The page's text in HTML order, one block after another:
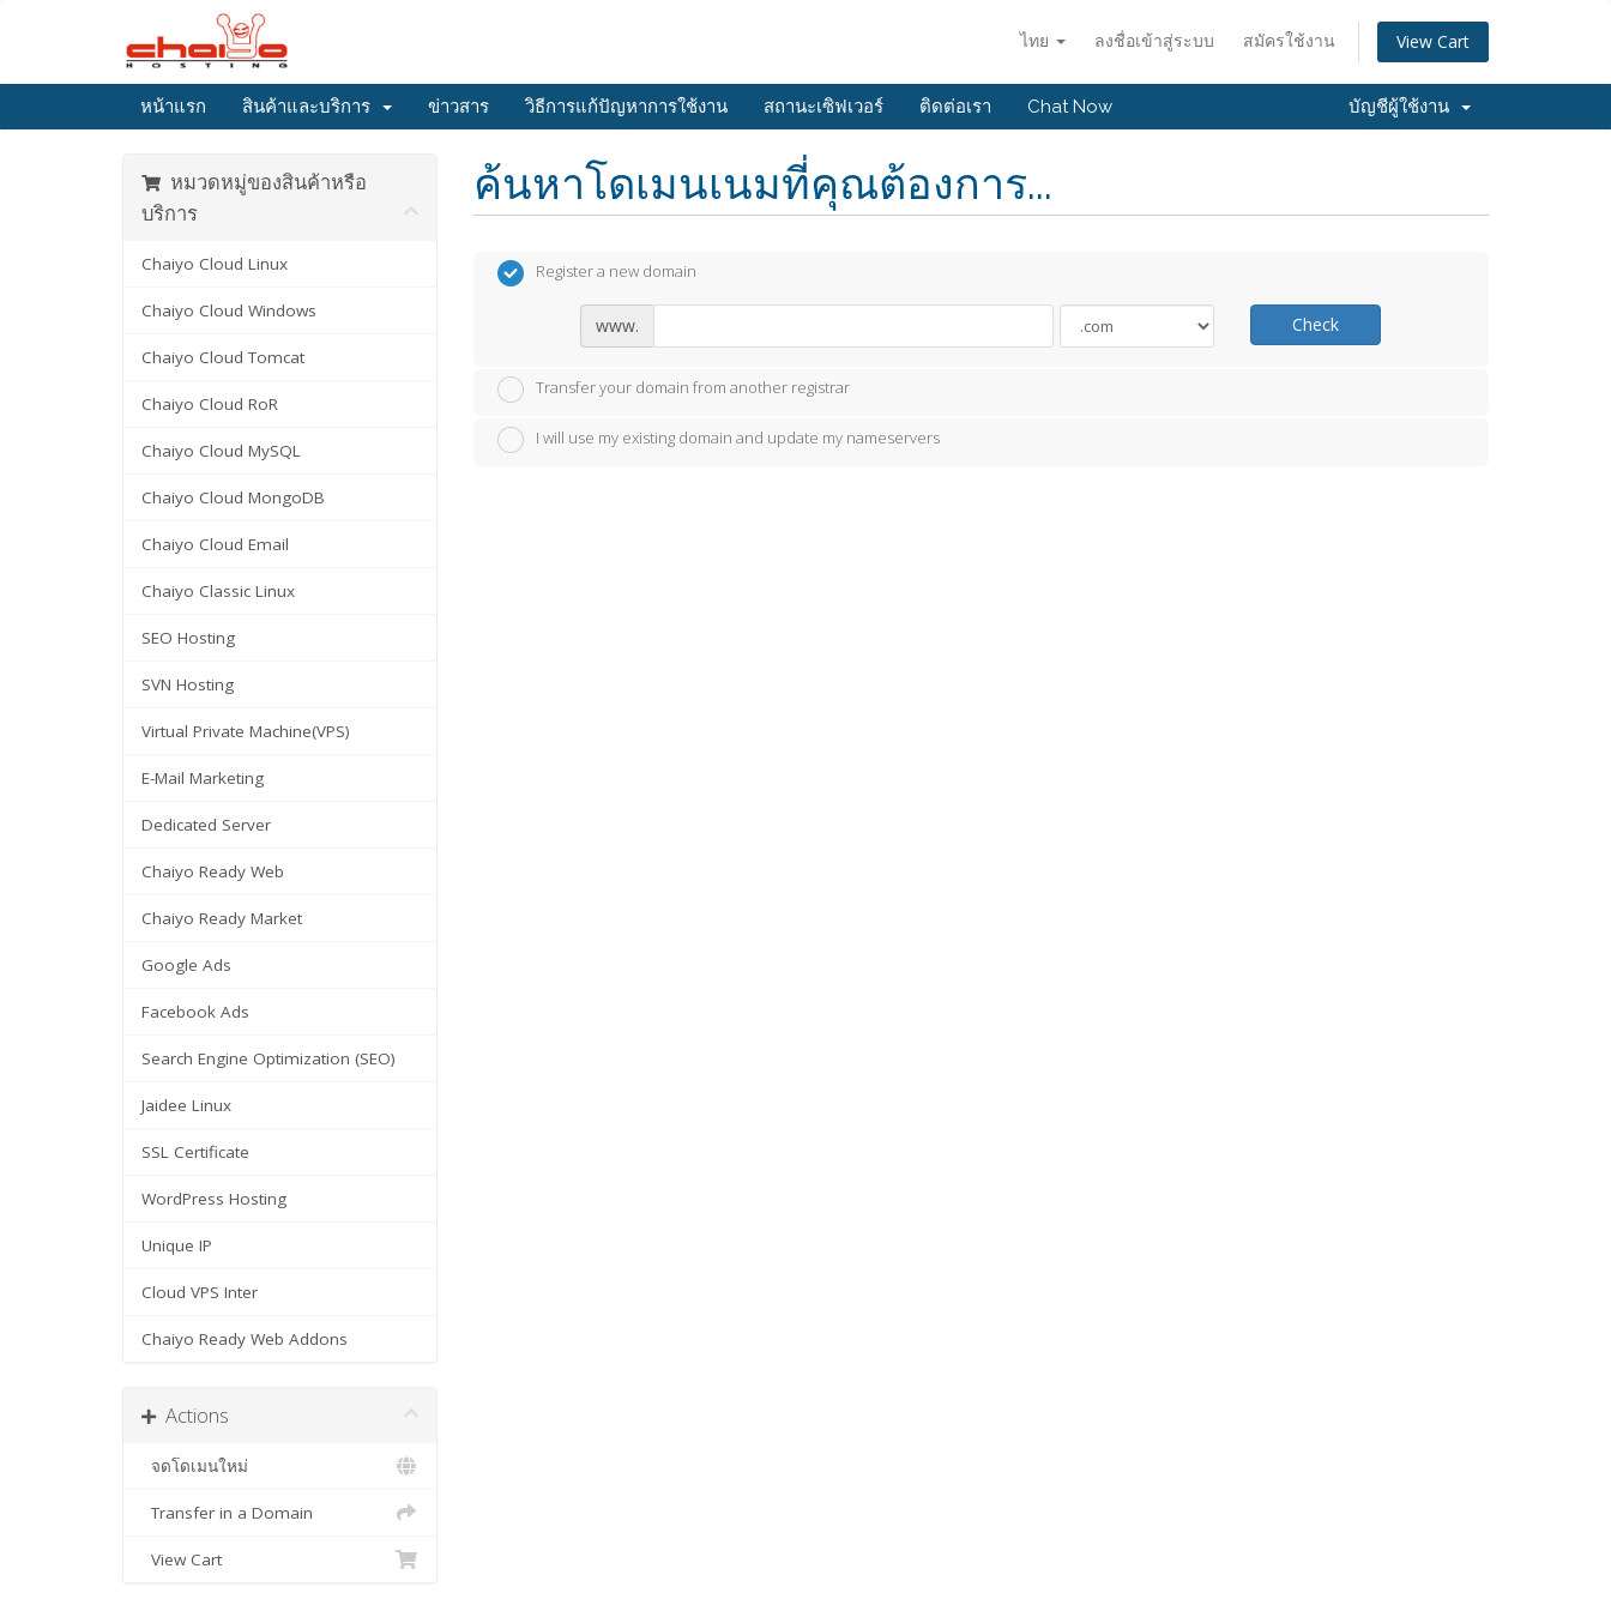
ไทย ลงชื่อเข้าสู่ระบบ สมัครใช้งาน View Cart
หน้าแรก สินค้าและบริการ ข่าวสาร วิธีการแก้ปัญหาการใช้งาน สถานะเซิฟเวอร์ ติดต่อเรา Chat Now บัญชีผู้ใช้งาน
ค้นหาโดเมนเนมที่คุณต้องการ...
หมวดหมู่ของสินค้าหรือ
บริการ
Chaiyo Cloud Linux
Chaiyo Cloud Windows
Chaiyo Cloud Tomcat
Chaiyo Cloud RoR
Chaiyo Cloud MySQL
Chaiyo Cloud MongoDB
Chaiyo Cloud Email
Chaiyo Classic Linux
SEO Hosting
SVN Hosting
Virtual Private Machine(VPS)
E-Mail Marketing
Dedicated Server
Chaiyo Ready Web
Chaiyo Ready Market
Google Ads
Facebook Ads
Search Engine Optimization (SEO)
Jaidee Linux
SSL Certificate
WordPress Hosting
Unique IP
Cloud VPS Inter
Chaiyo Ready Web Addons
Actions
จดโดเมนใหม่
Transfer in a Domain
View Cart
Register a new domain
www. Check
Transfer your domain from another registrar
I will use my existing domain and update my nameservers